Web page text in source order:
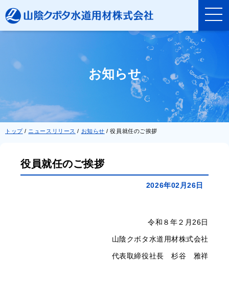
お知らせ
現
トップ/ ニュースリリース / お知らせ /役員就任のご挨拶
役員就任のご挨拶
2026年02月26日
令和８年２月26日
山陰クボタ水道用材株式会社
代表取締役社長 杉谷 雅祥